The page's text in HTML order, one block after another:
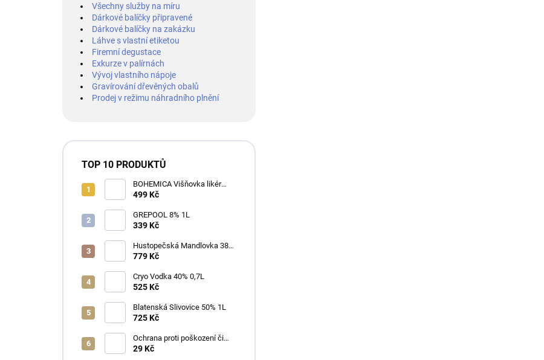
Všechny služby na míru
Dárkové balíčky připravené
Dárkové balíčky na zakázku
Láhve s vlastní etiketou
Firemní degustace
Exkurze v palírnách
Vývoj vlastního nápoje
Gravírování dřevěných obalů
Prodej v režimu náhradního plnění
TOP 10 PRODUKTŮ
BOHEMICA Višňovka likér
25% 0,7L
499 Kč
GREPOOL 8% 1L
339 Kč
Hustopečská Mandlovka 38%
1L
779 Kč
Cryo Vodka 40% 0,7L
525 Kč
Blatenská Slivovice 50% 1L
725 Kč
Ochrana proti poškození či
ztrátě
29 Kč